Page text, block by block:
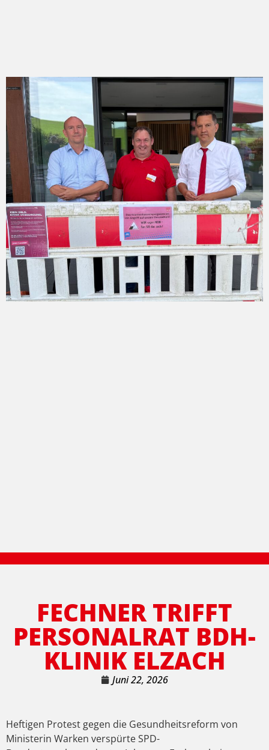
FECHNER TRIFFT
PERSONALRAT BDH-
KLINIK ELZACH
Juni 22, 2026
Heftigen Protest gegen die Gesundheitsreform von
Ministerin Warken verspürte SPD-